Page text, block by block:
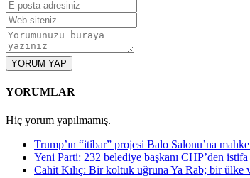
YORUM YAP
YORUMLAR
Hiç yorum yapılmamış.
Trump’ın “itibar” projesi Balo Salonu’na
Yeni Parti: 232 belediye başkanı CHP’den istifa
Cahit Kılıç: Bir koltuk uğruna Ya Rab; bir ülke